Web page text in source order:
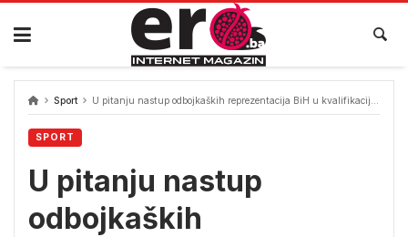
Skip
content
Sport U pitanju nastup odbojkaških reprezentacija BiH u kvalifikacijama za EP
SPORT
U pitanju nastup
odbojkaških